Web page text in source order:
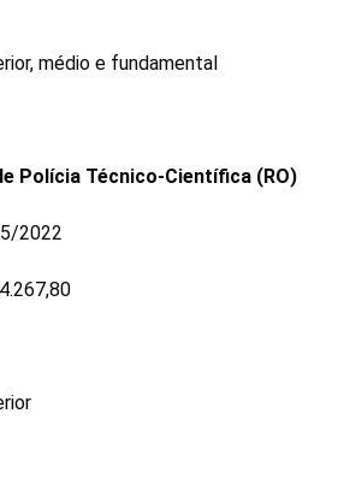
médio e fundamental
Polícia Técnico-Científica (RO)
2022